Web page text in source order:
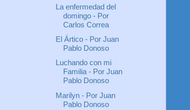
La enfermedad del
domingo - Por
Carlos Correa
El Ártico - Por Juan
Pablo Donoso
Luchando con mi
Familia - Por Juan
Pablo Donoso
Marilyn - Por Juan
Pablo Donoso